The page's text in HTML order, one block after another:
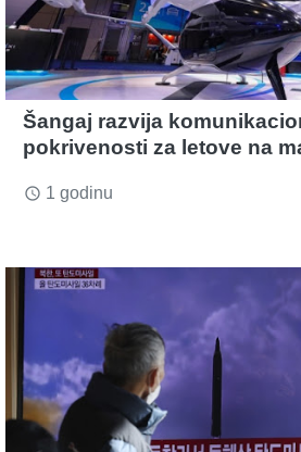
Šangaj razvija
pokrivenosti za letove na
access_time 1 godinu